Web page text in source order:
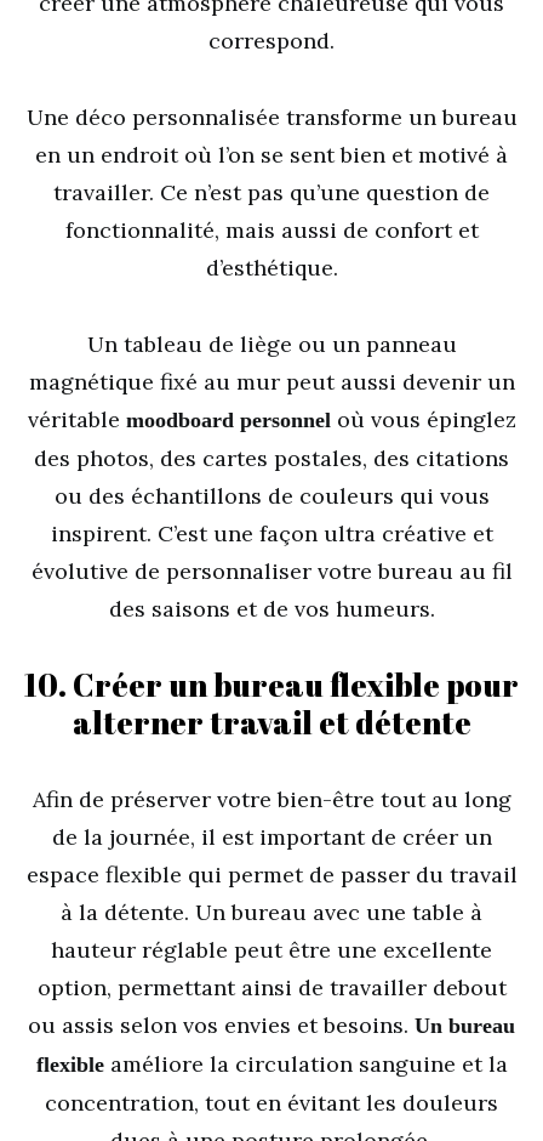
correspond.
Une déco personnalisée transforme un bureau
en un endroit où l’on se sent bien et motivé à
travailler. Ce n’est pas qu’une question de
fonctionnalité, mais aussi de confort et
d’esthétique.
Un tableau de liège ou un panneau
magnétique fixé au mur peut aussi devenir un
véritable moodboard personneloù vous épinglez
des photos, des cartes postales, des citations
ou des échantillons de couleurs qui vous
inspirent. C’est une façon ultra créative et
évolutive de personnaliser votre bureau au fil
des saisons et de vos humeurs.
10. Créer un bureau flexible pour
alterner travail et détente
Afin de préserver votre bien-être tout au long
de la journée, il est important de créer un
espace flexible qui permet de passer du travail
à la détente. Un bureau avec une table à
hauteur réglable peut être une excellente
option, permettant ainsi de travailler debout
ou assis selon vos envies et besoins. Un bureau
flexibleaméliore la circulation sanguine et la
concentration, tout en évitant les douleurs